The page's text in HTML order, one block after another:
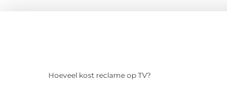
Hoeveel kost reclame op TV?